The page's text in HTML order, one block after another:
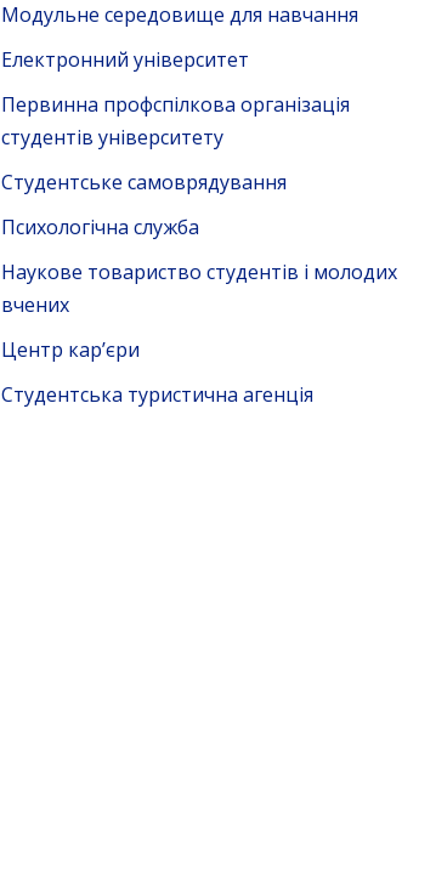
Модульне середовище для навчання
Електронний університет
Первинна профспілкова організація
студентів університету
Студентське самоврядування
Психологічна служба
Наукове товариство студентів і молодих
вчених
Центр кар’єри
Студентська туристична агенція